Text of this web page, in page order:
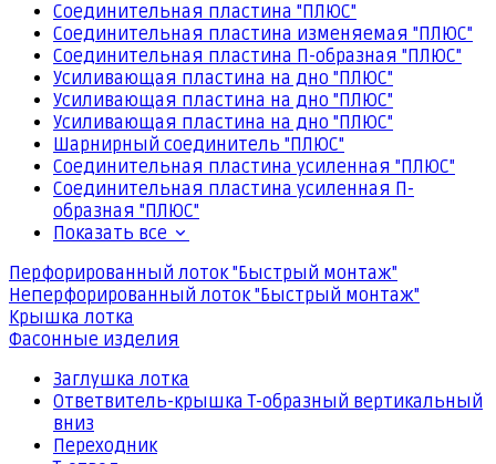
Соединительная пластина "ПЛЮС"
Соединительная пластина изменяемая "ПЛЮС"
Соединительная пластина П-образная "ПЛЮС"
Усиливающая пластина на дно "ПЛЮС"
Усиливающая пластина на дно "ПЛЮС"
Усиливающая пластина на дно "ПЛЮС"
Шарнирный соединитель "ПЛЮС"
Соединительная пластина усиленная "ПЛЮС"
Соединительная пластина усиленная П-
образная "ПЛЮС"
Показать все
Перфорированный лоток "Быстрый монтаж"
Неперфорированный лоток "Быстрый монтаж"
Крышка лотка
Фасонные изделия
Заглушка лотка
Ответвитель-крышка Т-образный вертикальный
вниз
Переходник